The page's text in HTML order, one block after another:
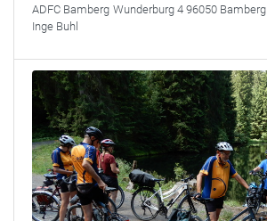
ADFC Bamberg Wunderburg 4 96050 Bamberg
Inge Buhl